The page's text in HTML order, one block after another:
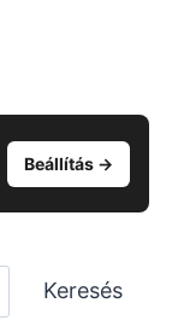
Beállítás →
Keresés